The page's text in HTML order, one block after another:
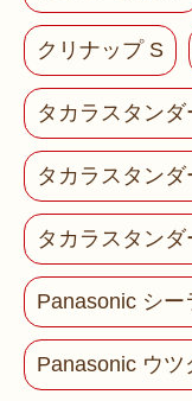
クリナップ S
タカラスタン
タカラスタン
タカラスタン
Panasonic シー
Panasonic ウツ